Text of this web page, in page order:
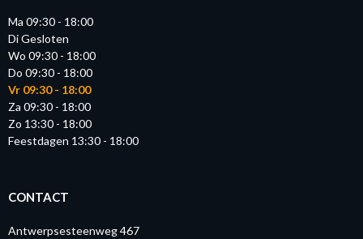
Ma 09:30 - 18:00
Di Gesloten
Wo 09:30 - 18:00
Do 09:30 - 18:00
Vr 09:30 - 18:00
Za 09:30 - 18:00
Zo 13:30 - 18:00
Feestdagen 13:30 - 18:00
CONTACT
Antwerpsesteenweg 467